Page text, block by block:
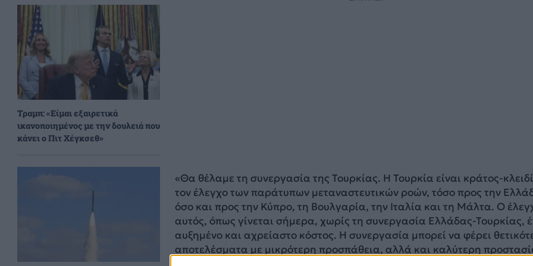
Τραμπ: «Είμαι εξαιρετικά
ικανοποιημένος με την δουλειά που
κάνει ο Πιτ Χέγκσεθ»
«Θα θέλαμε τη συνεργασία της Τουρκίας. Η Τουρκία είναι κράτος-
τον έλεγχο των παράτυπων μεταναστευτικών ροών, τόσο προς την
όσο και προς την Κύπρο, τη Βουλγαρία, την Ιταλία και τη Μάλτα. Ο
αυτός, όπως γίνεται σήμερα, χωρίς τη συνεργασία Ελλάδας-Τουρκίας,
αυξημένο και αχρείαστο κόστος. Η συνεργασία μπορεί να φέρει
αποτελέσματα με μικρότερη προσπάθεια, αλλά και καλύτερη